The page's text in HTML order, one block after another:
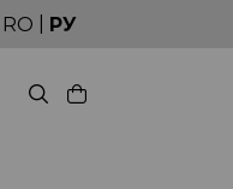
сроки
RO РУ